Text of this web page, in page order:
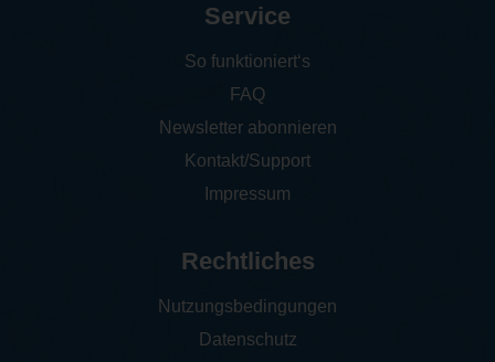
Service
So funktioniert‘s
FAQ
Newsletter abonnieren
Kontakt/Support
Impressum
Rechtliches
Nutzungsbedingungen
Datenschutz